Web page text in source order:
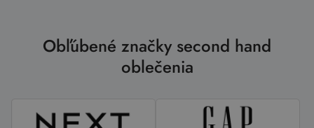
Obľúbené značky second hand
oblečenia